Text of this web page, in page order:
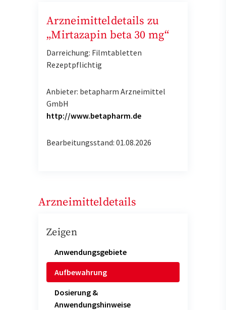
Arzneimitteldetails zu
„Mirtazapin beta 30 mg“
Darreichung: Filmtabletten
Rezeptpflichtig
Anbieter: betapharm Arzneimittel
GmbH
http://www.betapharm.de
Bearbeitungsstand: 01.08.2026
Arzneimitteldetails
Zeigen
Anwendungsgebiete
Aufbewahrung
Dosierung &
Anwendungshinweise